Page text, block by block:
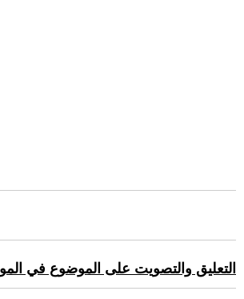
التعليق والتصويت على الموضوع في